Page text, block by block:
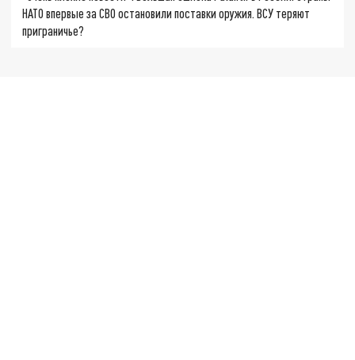
НАТО впервые за СВО остановили поставки оружия. ВСУ теряют
приграничье?